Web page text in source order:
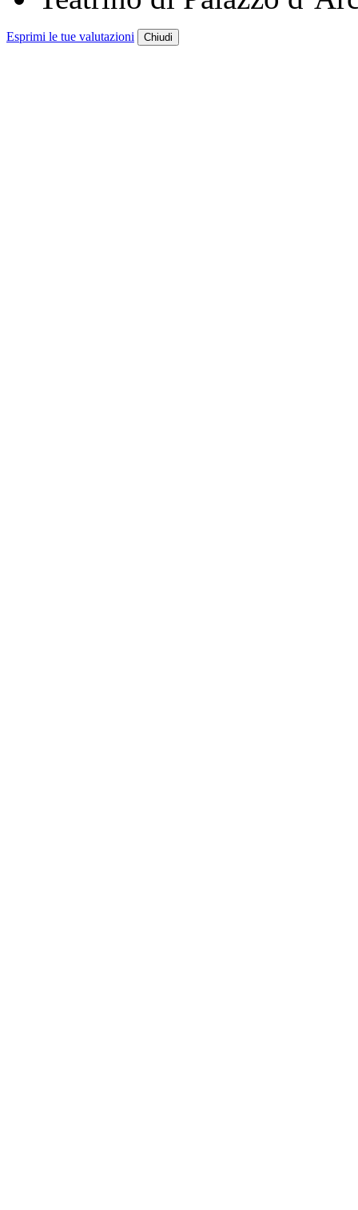
Esprimi le tue valutazioni Chiudi